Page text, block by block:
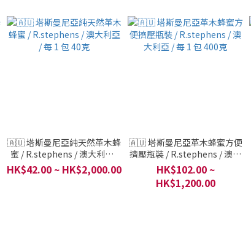
🇦🇺 塔斯曼尼亞純天然革木蜂
蜜 / R.stephens / 澳大利亞 /
每 1 包 40克
HK$42.00 ~ HK$2,000.00
🇦🇺 塔斯曼尼亞革木蜂蜜方便
擠壓瓶裝 / R.stephens / 澳大
利亞 / 每 1 包 400克
HK$102.00 ~
HK$1,200.00